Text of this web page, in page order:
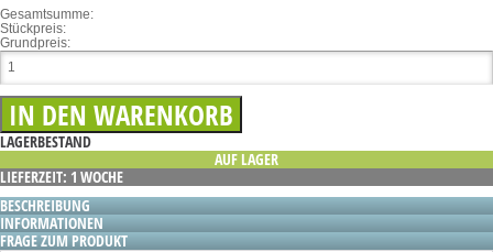
Gesamtsumme:
Stückpreis:
Grundpreis:
LAGERBESTAND
AUF LAGER
LIEFERZEIT: 1 WOCHE
BESCHREIBUNG
INFORMATIONEN
FRAGE ZUM PRODUKT